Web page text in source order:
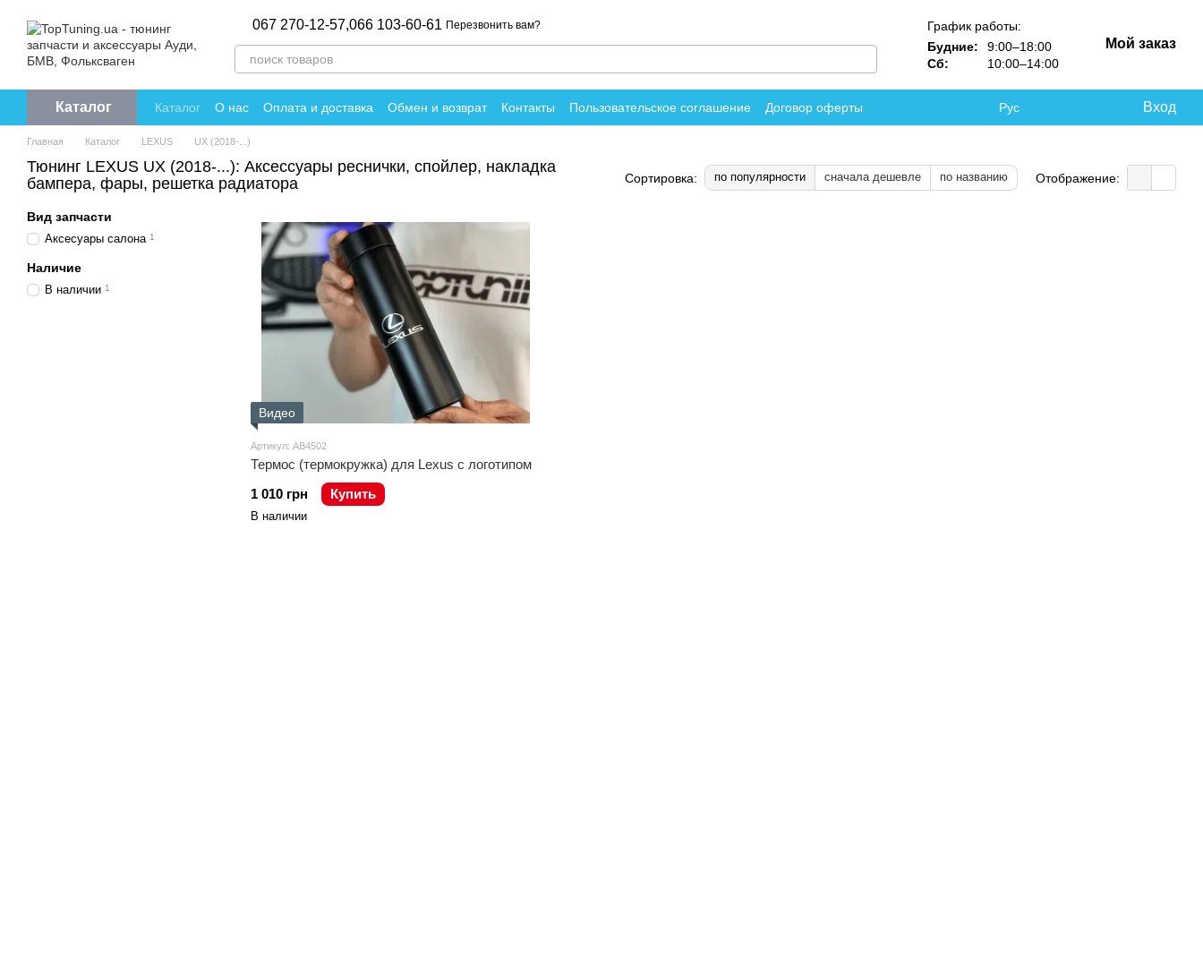
067 270-12-57,066 103-60-61 Перезвонить вам?
График работы:
Будние:
9:00–18:00
Сб:
10:00–14:00
Мой заказ
Каталог Каталог О нас Оплата и доставка Обмен и возврат Контакты Пользовательское соглашение
Договор оферты
Политика конфиденциальности
Отзывы о магазине
Рус Вход
Главная Каталог LEXUS UX (2018-...)
Тюнинг LEXUS UX (2018-...): Аксессуары реснички, спойлер, накладка
бампера, фары, решетка радиатора
Сортировка: по популярности сначала дешевле по названию Отображение:
Видео
Артикул: AB4502
Термос (термокружка) для Lexus с логотипом
1 010 грн
Купить
В наличии
Вид запчасти
Аксесуары салона 1
Наличие
В наличии 1